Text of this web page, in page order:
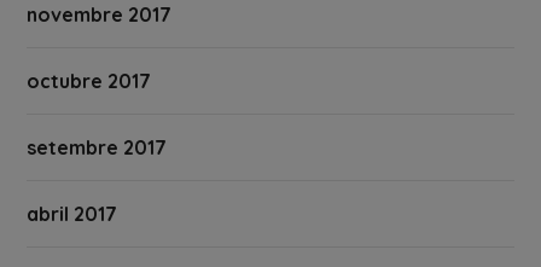
novembre 2017
octubre 2017
setembre 2017
abril 2017